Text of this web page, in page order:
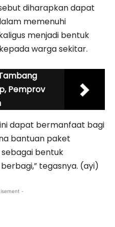
diharapkan dapat
memenuhi
menjadi bentuk
warga sekitar.
Pemprov
dapat bermanfaat bagi
bantuan paket
bentuk
tegasnya. (ayi)
-